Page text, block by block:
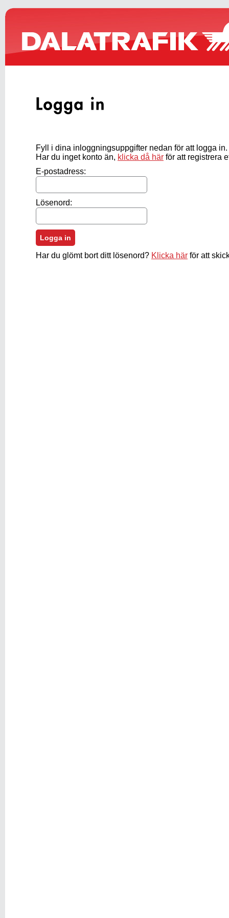
Fyll i dina inloggningsuppgifter nedan för att logga in.
Har du inget konto än, klicka då här för att registrera
E-postadress:
Lösenord:
Har du glömt bort ditt lösenord? Klicka här för att